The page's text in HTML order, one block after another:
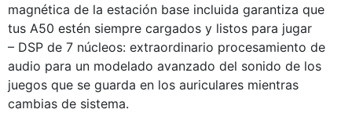
magnética de la estación base incluida garantiza que
tus A50 estén siempre cargados y listos para jugar
– DSP de 7 núcleos: extraordinario procesamiento de
audio para un modelado avanzado del sonido de los
juegos que se guarda en los auriculares mientras
cambias de sistema.